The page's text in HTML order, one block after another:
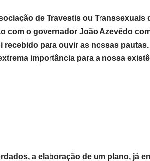
de Travestis ou Transsexuais
com o governador João Azevêdo
recebido para ouvir as nossas
importância para a nossa
a elaboração de um plano, já